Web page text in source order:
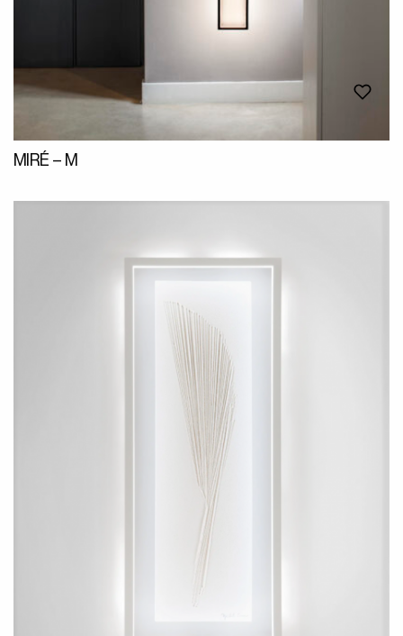
MIRÉ – M